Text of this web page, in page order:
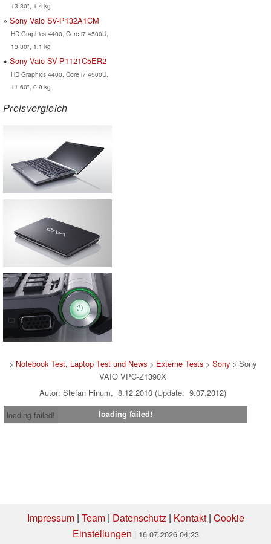
13.30", 1.4 kg
Sony Vaio SV-P132A1CM
HD Graphics 4400, Core i7 4500U,
13.30", 1.1 kg
Sony Vaio SV-P1121C5ER2
HD Graphics 4400, Core i7 4500U,
11.60", 0.9 kg
Preisvergleich
> Notebook Test, Laptop Test und News> Externe Tests> Sony> Sony
VAIO VPC-Z1390X
Autor: Stefan Hinum, 8.12.2010 (Update: 9.07.2012)
loading failed!
loading failed!
Impressum| Team| Datenschutz | Kontakt| Cookie
Einstellungen | 16.07.2026 04:23